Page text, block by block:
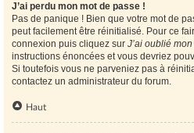
J’ai perdu mon mot de passe !
Pas de panique ! Bien que votre mot de
peut facilement être réinitialisé. Pour ce
connexion puis cliquez sur J’ai oublié
instructions énoncées et vous devriez
Si toutefois vous ne parveniez pas à
contactez un administrateur du forum.
Haut